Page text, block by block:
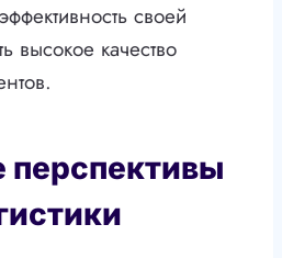
своей
высокое качество